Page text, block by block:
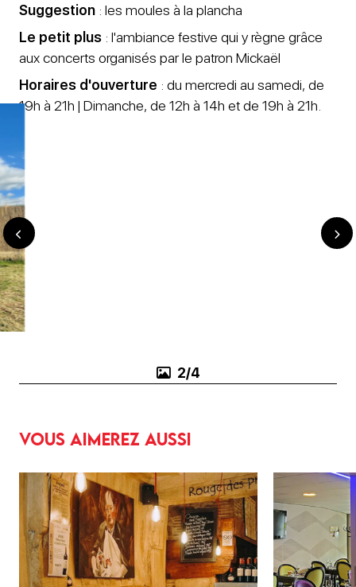
Suggestion : les moules à la plancha
Le petit plus : l'ambiance festive qui y règne grâce
aux concerts organisés par le patron Mickaël
Horaires d'ouverture : du mercredi au samedi, de
19h à 21h | Dimanche, de 12h à 14h et de 19h à 21h.
3/4
Vous aimerez aussi